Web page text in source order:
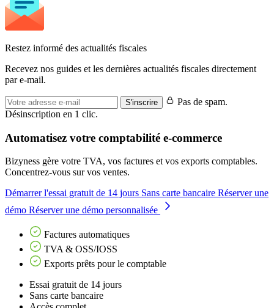
Restez informé des actualités fiscales
Recevez nos guides et les dernières actualités fiscales directement
par e-mail.
S'inscrire
Pas de spam.
Désinscription en 1 clic.
Automatisez votre comptabilité e-commerce
Bizyness gère votre TVA, vos factures et vos exports comptables.
Concentrez-vous sur vos ventes.
Démarrer l'essai gratuit de 14 jours Sans carte bancaire Réserver une
démo Réserver une démo personnalisée
Factures automatiques
TVA & OSS/IOSS
Exports prêts pour le comptable
Essai gratuit de 14 jours
Sans carte bancaire